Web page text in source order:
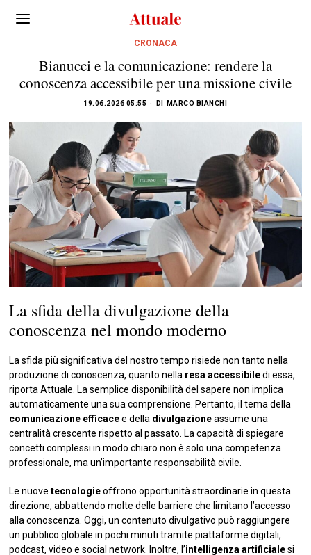
CRONACA
Bianucci e la comunicazione: rendere la
conoscenza accessibile per una missione civile
19.06.2026 05:55 DI MARCO BIANCHI
La sfida della divulgazione della
conoscenza nel mondo moderno
La sfida più significativa del nostro tempo risiede non tanto nella
produzione di conoscenza, quanto nella resa accessibiledi essa,
riportaAttuale. La semplice disponibilità del sapere non implica
automaticamente una sua comprensione. Pertanto, il tema della
comunicazione efficacee della divulgazioneassume una
centralità crescente rispetto al passato. La capacità di spiegare
concetti complessi in modo chiaro non è solo una competenza
professionale, ma un’importante responsabilità civile.
Le nuovetecnologieoffrono opportunità straordinarie in questa
direzione, abbattendo molte delle barriere che limitano l’accesso
alla conoscenza. Oggi, un contenuto divulgativo può raggiungere
un pubblico globale in pochi minuti tramite piattaforme digitali,
podcast, video e social network. Inoltre, l’intelligenza artificialesi